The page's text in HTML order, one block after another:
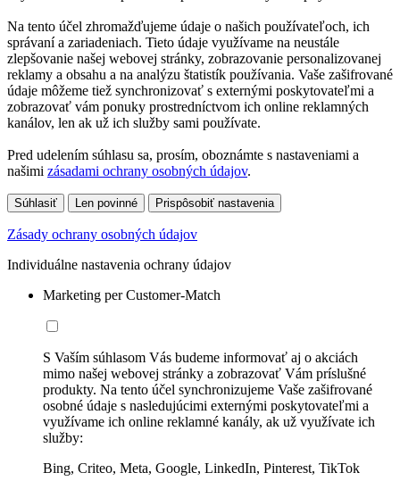
Na tento účel zhromažďujeme údaje o našich používateľoch, ich
správaní a zariadeniach. Tieto údaje využívame na neustále
zlepšovanie našej webovej stránky, zobrazovanie personalizovanej
reklamy a obsahu a na analýzu štatistík používania. Vaše zašifrované
údaje môžeme tiež synchronizovať s externými poskytovateľmi a
zobrazovať vám ponuky prostredníctvom ich online reklamných
kanálov, len ak už ich služby sami používate.
Pred udelením súhlasu sa, prosím, oboznámte s nastaveniami a
našimi zásadami ochrany osobných údajov.
Súhlasiť Len povinné Prispôsobiť nastavenia
Zásady ochrany osobných údajov
Individuálne nastavenia ochrany údajov
Marketing per Customer-Match
S Vaším súhlasom Vás budeme informovať aj o akciách
mimo našej webovej stránky a zobrazovať Vám príslušné
produkty. Na tento účel synchronizujeme Vaše zašifrované
osobné údaje s nasledujúcimi externými poskytovateľmi a
využívame ich online reklamné kanály, ak už využívate ich
služby:
Bing, Criteo, Meta, Google, LinkedIn, Pinterest, TikTok